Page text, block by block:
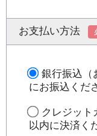
お支払い方法
銀行振込（
にお振込くだ
クレジット
以内に決済く